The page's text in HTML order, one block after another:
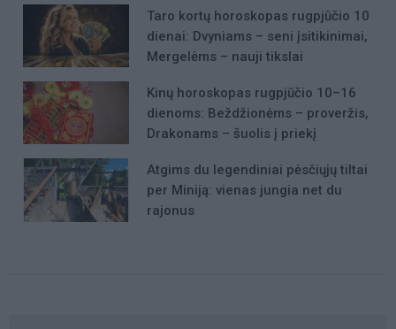
Taro kortų horoskopas rugpjūčio 10
dienai: Dvyniams – seni įsitikinimai,
Mergelėms – nauji tikslai
Kinų horoskopas rugpjūčio 10–16
dienoms: Beždžionėms – proveržis,
Drakonams – šuolis į priekį
Atgims du legendiniai pėsčiųjų tiltai
per Miniją: vienas jungia net du
rajonus